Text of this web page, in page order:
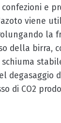
e
viene
la
della birra,
degasaggio
di CO2